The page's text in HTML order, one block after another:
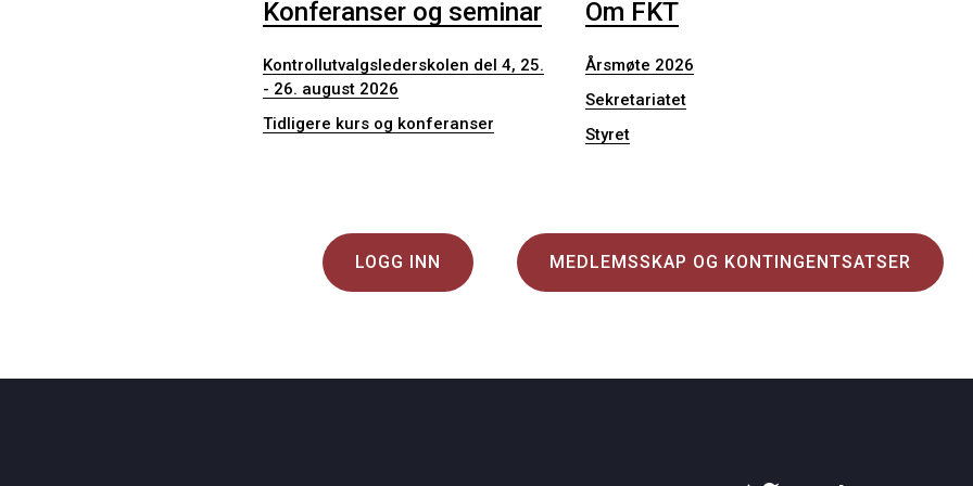
Konferanser og seminar
Kontrollutvalgslederskolen del 4, 25.
- 26. august 2026
Tidligere kurs og konferanser
Om FKT
Årsmøte 2026
Sekretariatet
Styret
LOGG INN MEDLEMSSKAP OG KONTINGENTSATSER